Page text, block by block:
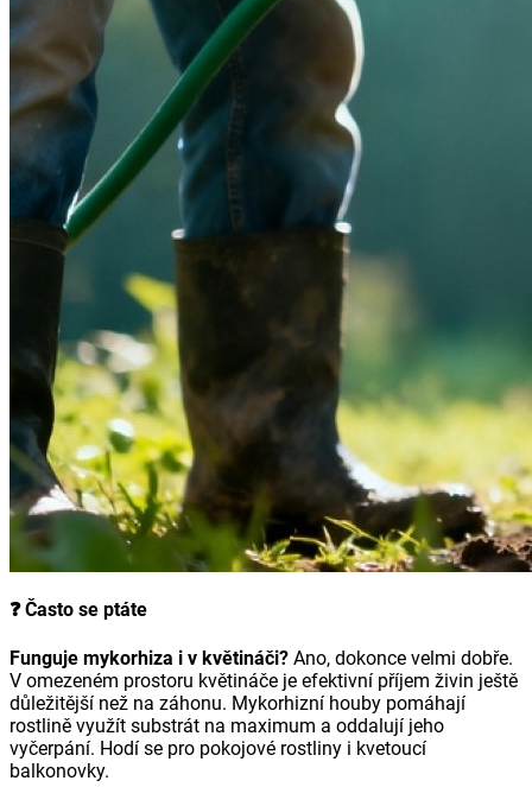
❓ Často se ptáte
Funguje mykorhiza i v květináči? Ano, dokonce velmi dobře.
V omezeném prostoru květináče je efektivní příjem živin ještě
důležitější než na záhonu. Mykorhizní houby pomáhají
rostlině využít substrát na maximum a oddalují jeho
vyčerpání. Hodí se pro pokojové rostliny i kvetoucí
balkonovky.